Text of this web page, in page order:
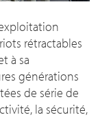
rétractables
à sa
générations
de série de
la sécurité,